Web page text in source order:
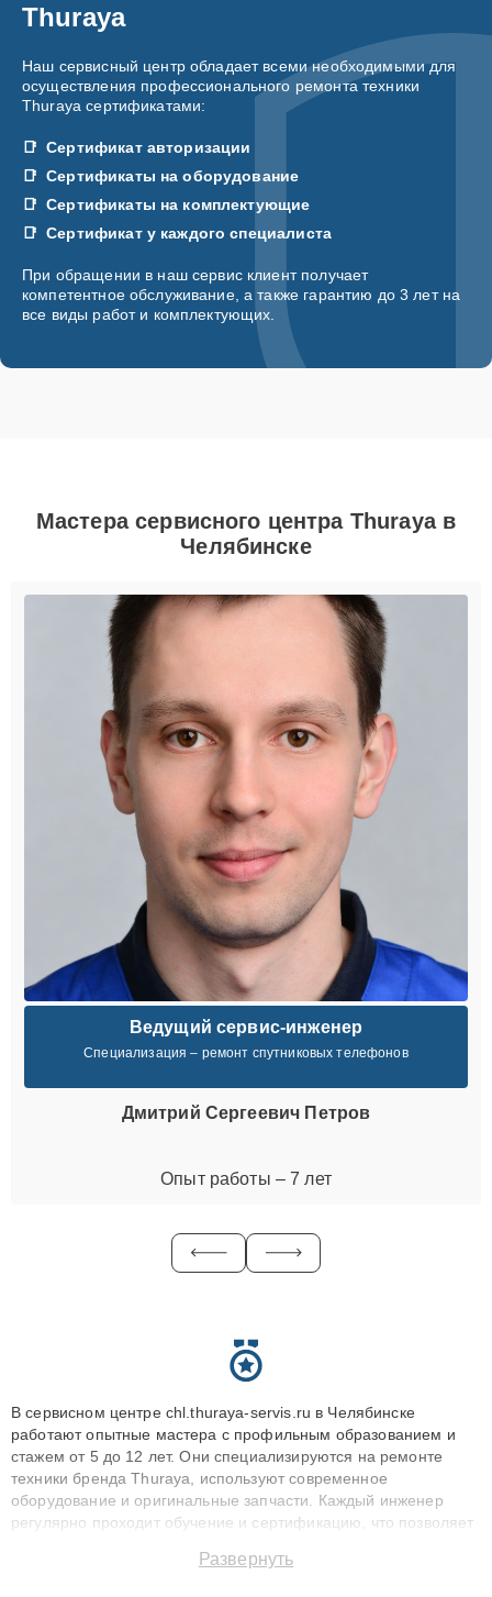
Thuraya
Наш сервисный центр обладает всеми необходимыми для
осуществления профессионального ремонта техники
Thuraya сертификатами:
Сертификат авторизации
Сертификаты на оборудование
Сертификаты на комплектующие
Сертификат у каждого специалиста
При обращении в наш сервис клиент получает
компетентное обслуживание, а также гарантию до 3 лет на
все виды работ и комплектующих.
Мастера сервисного центра Thuraya в
Челябинске
Ведущий сервис-инженер
Специализация – ремонт спутниковых телефонов
Дмитрий Сергеевич Петров
Опыт работы – 7 лет
В сервисном центре chl.thuraya-servis.ru в Челябинске
работают опытные мастера с профильным образованием и
стажем от 5 до 12 лет. Они специализируются на ремонте
техники бренда Thuraya, используют современное
оборудование и оригинальные запчасти. Каждый инженер
регулярно проходит обучение и сертификацию, что позволяет
технику с сохранением гарантии до 3 лет. Наши мастера
Развернуть